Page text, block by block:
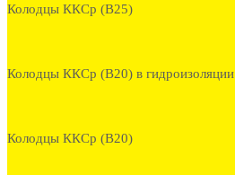
Колодцы ККСр (В25)
Колодцы ККСр (В20) в гидроизоляции
Колодцы ККСр (В20)